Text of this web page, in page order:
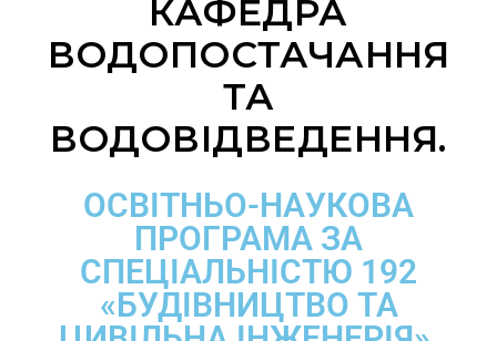
КАФЕДРА
ВОДОПОСТАЧАННЯ
ТА
ВОДОВІДВЕДЕННЯ.
ОСВІТНЬО-НАУКОВА
ПРОГРАМА ЗА
СПЕЦІАЛЬНІСТЮ 192
«БУДІВНИЦТВО ТА